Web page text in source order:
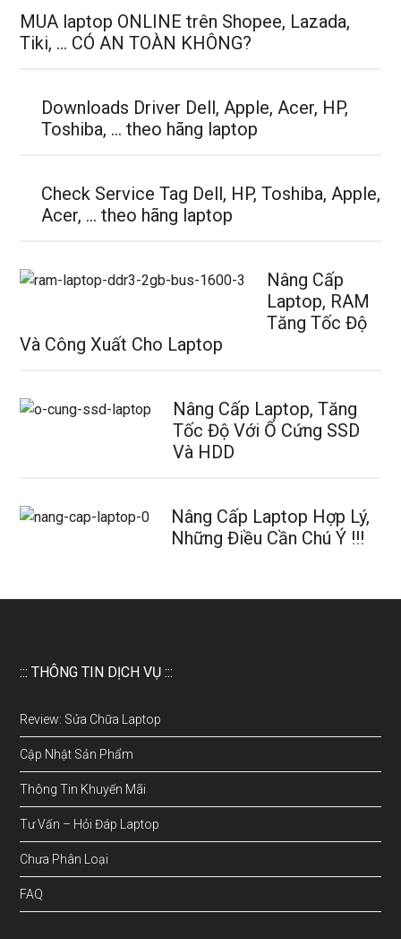
MUA laptop ONLINE trên Shopee, Lazada,
Tiki, … CÓ AN TOÀN KHÔNG?
Downloads Driver Dell, Apple, Acer, HP,
Toshiba, … theo hãng laptop
Check Service Tag Dell, HP, Toshiba, Apple,
Acer, … theo hãng laptop
Nâng Cấp
Laptop, RAM
Tăng Tốc Độ
Và Công Xuất Cho Laptop
Nâng Cấp Laptop, Tăng
Tốc Độ Với Ổ Cứng SSD
Và HDD
Nâng Cấp Laptop Hợp Lý,
Những Điều Cần Chú Ý !!!
::: THÔNG TIN DỊCH VỤ :::
Review: Sửa Chữa Laptop
Cập Nhật Sản Phẩm
Thông Tin Khuyến Mãi
Tư Vấn – Hỏi Đáp Laptop
Chưa Phân Loại
FAQ